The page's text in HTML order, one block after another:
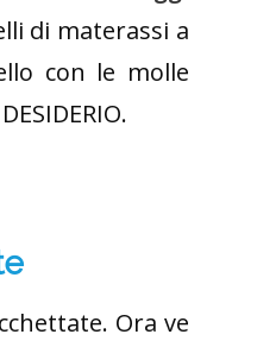
di materassi a
con le molle
Ora ve